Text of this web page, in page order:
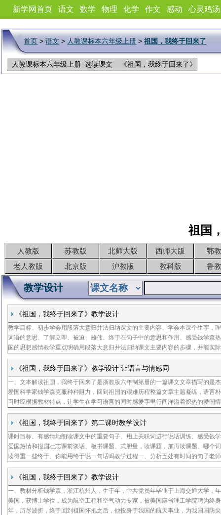
新学网首页 语文 数学 物理 化学 作文 感动 心灵鸡汤
首页 >语文 > 人教课标本六年级上册 >祖国，我终于回来了
人教课标本六年级上册 选读课文 《祖国，我终于回来了》
祖国
人教版 苏教版 北师大版 西师大版
鄂
老人教版
北京版 沪教版 教科版 鲁
教学设计
《祖国，我终于回来了》教学设计
教学目标、初步学会用段落大意归并法归纳课文的主要内容、学会本课个生字，
词语的意思、了解立即、被迫、雄伟、终于在句子中的意思和作用、感受钱学森
国的思想感情教学重点明确用段落大意归并法归纳课文主要内容的步骤，并能实
教学难点概括段意要明确，归纳课文主要内容是语言表述要通顺连贯课时安排课
设计读了
《祖国，我终于回来了》教学设计 让语言与情感同
何
一、文本解读祖国，我终于回来了是浙教版六年制第册的一篇课文文章描写的是
爱国科学家钱学森克服种种阻力，回到祖国的艰难历程整篇文章主题凝练，语言
习时应根据教材特点，让学生在学习语言的同时感爱字里行间洋溢着炽热的爱国
体而言，应引导学生感悟以下几点、想回国钱学森迫切想回到祖国，做出回国的
不犹豫、
《祖国，我终于回来了》第二课时教学设计
俞
课时目标、有感情地朗读课文中的重要句子、用上关联词进行说话训练、感受钱
爱国热情和报国壮志课前谈话、板书课题、式胆量，读课题，加再读课题、哪个
读得重一些终于、你能用终于说一句话吗教学过程一、分析五处有时间的句子老
文中摘录了五个句子，这五个句子其实就是钱学森回国的过程从这五句话中你读
么年月日
《祖国，我终于回来了》教学设计
一、教材分析钱学森，浙江杭州人，生于年，中共党员年毕业于上海交通大学，
美国，获博士学位，成为航空工程和空气动力专家，被美国麻省理工学院聘为终
年，历尽波折，终于回到祖国怀抱之后，他投身于我国的航天事业，为我国国防